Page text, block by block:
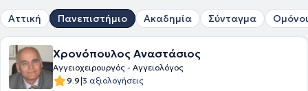
Αττική Πανεπιστήμιο Ακαδημία Σύνταγμα
Χρονόπουλος Αναστάσιος
Αγγειοχειρουργός - Αγγειολόγος
9.9|3 αξιολογήσεις